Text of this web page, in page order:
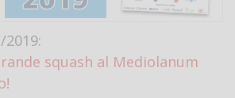
2019:
squash al Mediolanum